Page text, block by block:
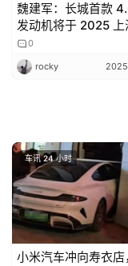
魏建军：长城首款
发动机将于 2025 上
首次亮相
0
rocky 2025
车讯 24 小时
小米汽车冲向寿衣店